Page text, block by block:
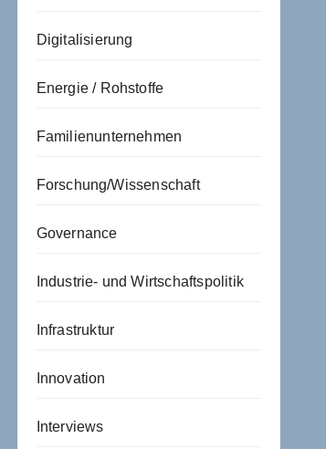
Digitalisierung
Energie / Rohstoffe
Familienunternehmen
Forschung/Wissenschaft
Governance
Industrie- und Wirtschaftspolitik
Infrastruktur
Innovation
Interviews